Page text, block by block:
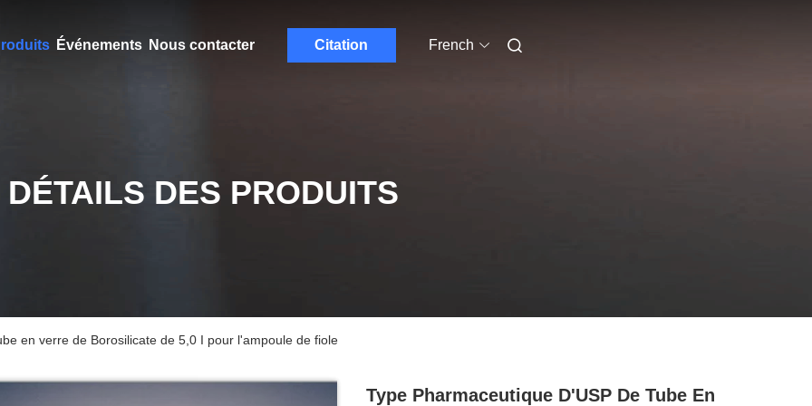
Événements Nous contacter Citation French
DÉTAILS DES PRODUITS
en verre de Borosilicate de 5,0 I pour l'ampoule de fiole
Type Pharmaceutique D'USP De Tube En